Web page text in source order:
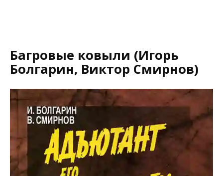
Багровые ковыли (Игорь
Болгарин, Виктор Смирнов)